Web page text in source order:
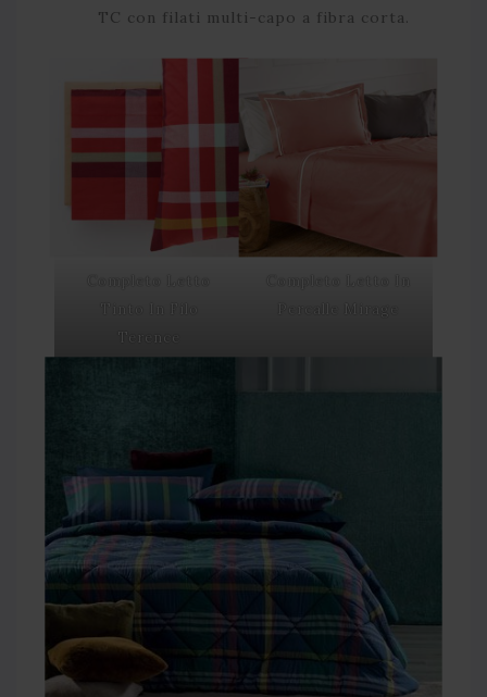
TC con filati multi-capo a fibra corta.
Terence
Percalle Mirage